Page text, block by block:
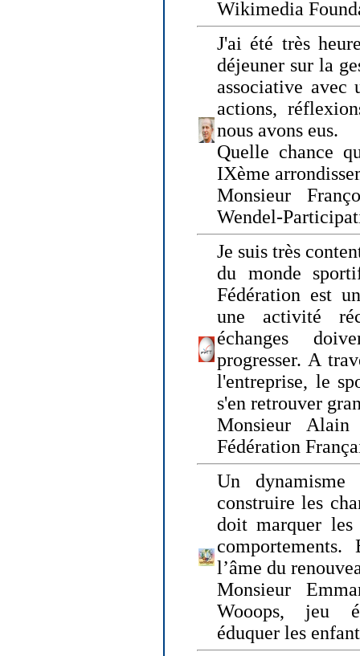
Wikimedia
J'ai été très
déjeuner sur la
associative avec
actions,
nous avons eus.
Quelle chance
IXème
Monsieur
Wendel-
Je suis très
du monde
Fédération est
une activité
échanges
progresser. A
l'entreprise, le
s'en retrouver
Monsieur
Fédération
Un dynamisme
construire les
doit marquer les
l’âme du
Monsieur
Wooops, jeu
éduquer les